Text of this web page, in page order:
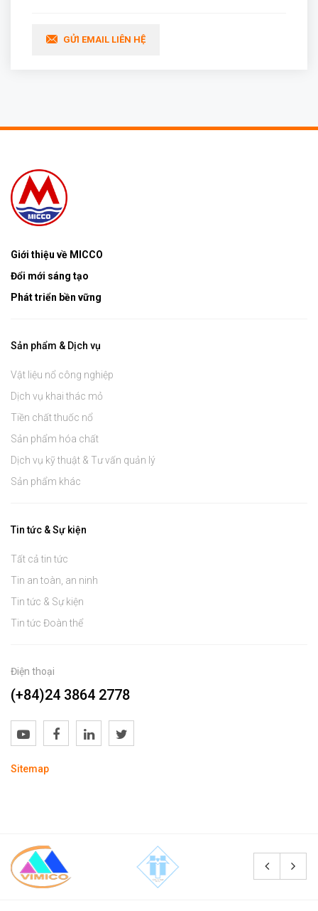
GỬI EMAIL LIÊN HỆ
Giới thiệu về MICCO
Đổi mới sáng tạo
Phát triển bền vững
Sản phẩm & Dịch vụ
Vật liệu nổ công nghiệp
Dịch vụ khai thác mỏ
Tiền chất thuốc nổ
Sản phẩm hóa chất
Dịch vụ kỹ thuật & Tư vấn quản lý
Sản phẩm khác
Tin tức & Sự kiện
Tất cả tin tức
Tin an toàn, an ninh
Tin tức & Sự kiện
Tin tức Đoàn thể
Điện thoại
(+84)24 3864 2778
Sitemap